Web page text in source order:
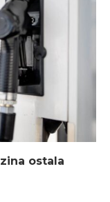
ostala